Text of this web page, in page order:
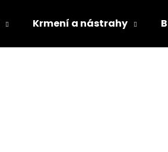
Krmení a nástrahy